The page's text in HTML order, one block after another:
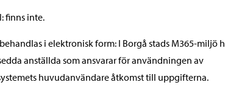
finns inte.
i elektronisk form: I Borgå stads M365-miljö
anställda som ansvarar för användningen av
huvudanvändare åtkomst till uppgifterna.